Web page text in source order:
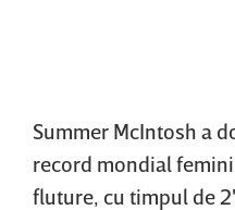
Summer McIntosh a
record mondial
fluture, cu timpul de